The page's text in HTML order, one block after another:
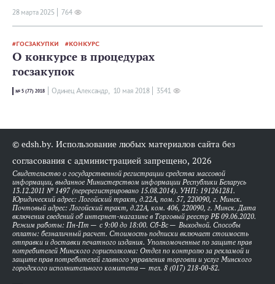
28 мартa 2025 764
ГОСЗАКУПКИ КОНКУРС
О конкурсе в процедурах
госзакупок
№ 5 (77) 2018 Одинец Александр, 10 мая 2018 3541
© edsh.by. Использование любых материалов сайта без
согласования с администрацией запрещено, 2026
Свидетельство о государственной регистрации средства массовой
информации, выданное Министерством информации Республики Беларусь
13.12.2011 № 1497 (перерегистрировано 15.08.2014). УНП: 191261281.
Юридический адрес: Логойский тракт, д.22А, пом. 57, 220090, г. Минск.
Почтовый адрес: Логойский тракт, д.22А, ком. 406, 220090, г. Минск. Дата
включения сведений об интернет-магазине в Торговый реестр РБ 09.06.2020.
Режим работы: Пн-Пт — с 9:00 до 18:00. Сб-Вс — Выходной. Способы
оплаты: безналичный расчет. Стоимость подписки включает стоимость
отправки и доставки печатного издания. Уполномоченные по защите прав
потребителей Минского горисполкома: Отдел по контролю за рекламой и
защите прав потребителей главного управления торговли и услуг Минского
городского исполнительного комитета — тел. 8 (017) 218-00-82.